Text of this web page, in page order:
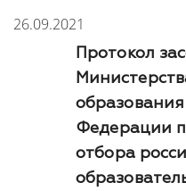
26.09.2021
Протокол
Федерации
отбора